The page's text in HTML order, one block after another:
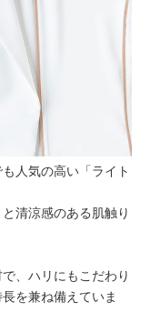
人気の高い「ライト
清涼感のある肌触り
、ハリにもこだわり
を兼ね備えていま